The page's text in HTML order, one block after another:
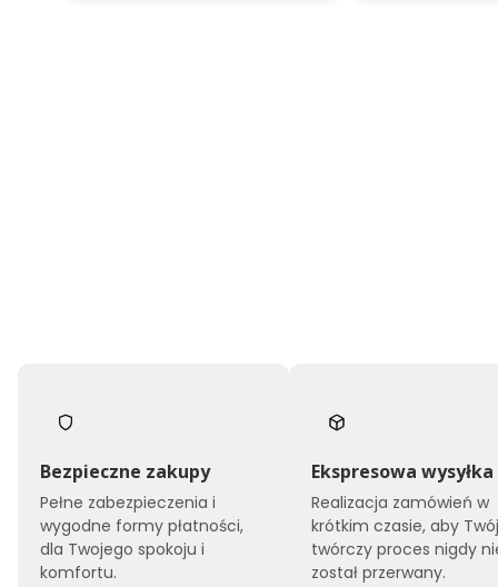
Bezpieczne zakupy
Pełne zabezpieczenia i
wygodne formy płatności,
dla Twojego spokoju i
komfortu.
Ekspresowa wysyłka
Realizacja zamówień w
krótkim czasie, aby Twój
twórczy proces nigdy
został przerwany.